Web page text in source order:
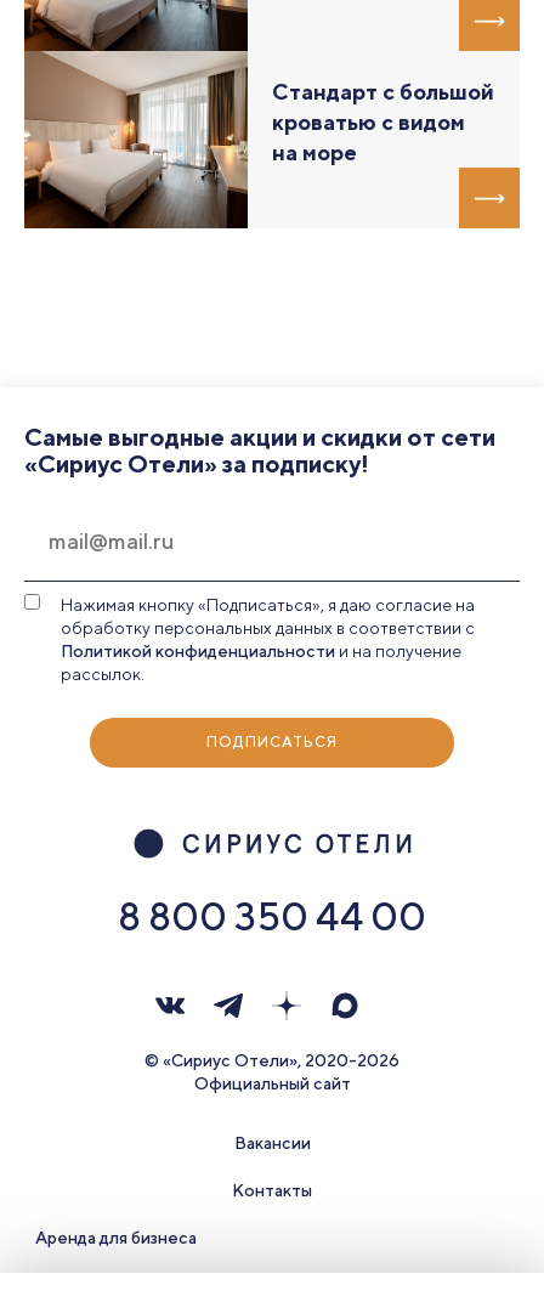
Стандарт с большой
кроватью с видом
на море
8 800 350 44 00
© «Сириус Отели», 2020-2026
Официальный сайт
Вакансии
Контакты
Аренда для бизнеса
Самые выгодные акции и скидки от сети
«Сириус Отели» за подписку!
Нажимая кнопку «Подписаться», я даю согласие на
обработку персональных данных в соответствии с
Политикой конфиденциальности и на получение
рассылок.
ПОДПИСАТЬСЯ